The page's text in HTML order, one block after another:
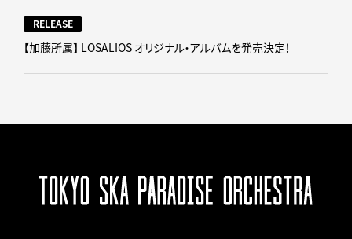
RELEASE
【加藤所属】 LOSALIOS オリジナル・アルバムを発売決定！